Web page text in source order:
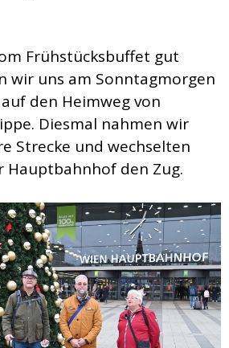
Frühstücksbuffet gut
wir uns am Sonntagmorgen
den Heimweg von
Diesmal nahmen wir
Strecke und wechselten
Hauptbahnhof den Zug.